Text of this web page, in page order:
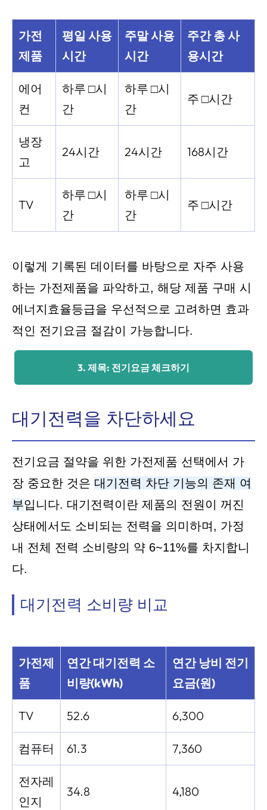
가전
제품
평일 사용
시간
주말 사용
시간
주간 총 사
용시간
에어
컨
하루 □시
간
하루 □시
간
주 □시간
냉장
고
24시간 24시간 168시간
TV
하루 □시
간
하루 □시
간
주 □시간
이렇게 기록된 데이터를 바탕으로 자주 사용
하는 가전제품을 파악하고, 해당 제품 구매 시
에너지효율등급을 우선적으로 고려하면 효과
적인 전기요금 절감이 가능합니다.
3. 제목: 전기요금 체크하기
대기전력을 차단하세요
전기요금 절약을 위한 가전제품 선택에서 가
장 중요한 것은 대기전력 차단 기능의 존재 여
부입니다. 대기전력이란 제품의 전원이 꺼진
상태에서도 소비되는 전력을 의미하며, 가정
내 전체 전력 소비량의 약 6~11%를 차지합니
다.
대기전력 소비량 비교
가전제
품
연간 대기전력 소
비량(kWh)
연간 낭비 전기
요금(원)
TV 52.6 6,300
컴퓨터 61.3 7,360
전자레
인지
34.8 4,180